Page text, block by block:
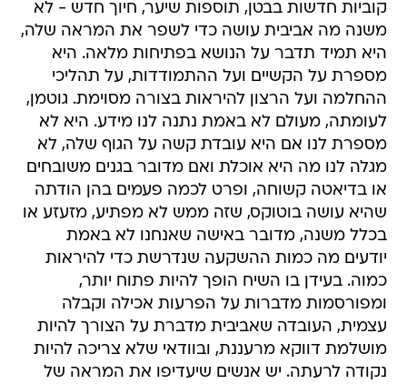
קוביות חדשות בבטן, תוספות שיער, חיוך חדש - לא
משנה מה אביבית עושה כדי לשפר את המראה שלה,
היא תמיד תדבר על הנושא בפתיחות מלאה. היא
מספרת על הקשיים ועל ההתמודדות, על תהליכי
ההחלמה ועל הרצון להיראות בצורה מסוימת. גוטמן,
לעומתה, מעולם לא באמת נתנה לנו מידע. היא לא
מספרת לנו אם היא עובדת קשה על הגוף שלה, לא
מגלה לנו מה היא אוכלת ואם מדובר בגנים משובחים
או בדיאטה קשוחה, ופרט לכמה פעמים בהן הודתה
שהיא עושה בוטוקס, שזה ממש לא מפתיע, מזעזע או
בכלל משנה, מדובר באישה שאנחנו לא באמת
יודעים מה כמות ההשקעה שנדרשת כדי להיראות
כמוה. בעידן בו השיח הופך להיות פתוח יותר,
ומפורסמות מדברות על הפרעות אכילה וקבלה
עצמית, העובדה שאביבית מדברת על הצורך להיות
מושלמת דווקא מרעננת, ובוודאי שלא צריכה להיות
נקודה לרעתה. יש אנשים שיעדיפו את המראה של